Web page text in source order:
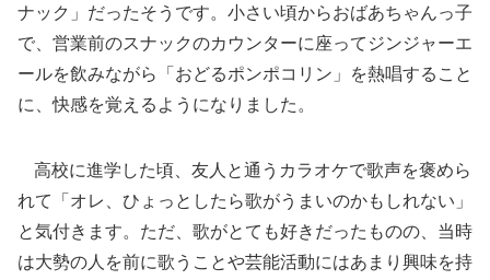
ナック」だったそうです。小さい頃からおばあちゃんっ子
で、営業前のスナックのカウンターに座ってジンジャーエ
ールを飲みながら「おどるポンポコリン」を熱唱すること
に、快感を覚えるようになりました。
高校に進学した頃、友人と通うカラオケで歌声を褒めら
れて「オレ、ひょっとしたら歌がうまいのかもしれない」
と気付きます。ただ、歌がとても好きだったものの、当時
は大勢の人を前に歌うことや芸能活動にはあまり興味を持